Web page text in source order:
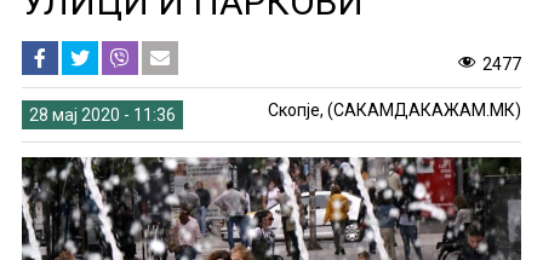
2477
28 мај 2020 - 11:36 Скопје, (САКАМДАКАЖАМ.МК)